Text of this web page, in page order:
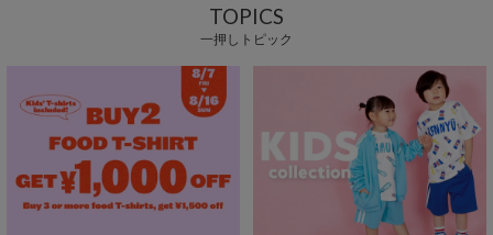
TOPICS
一押しトピック